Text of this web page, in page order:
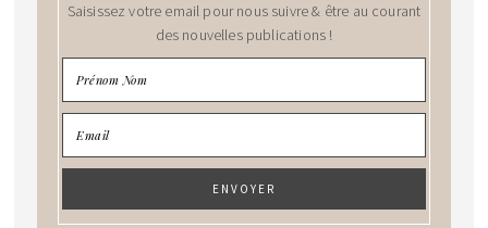
Saisissez votre email pour nous suivre & être au courant
des nouvelles publications !